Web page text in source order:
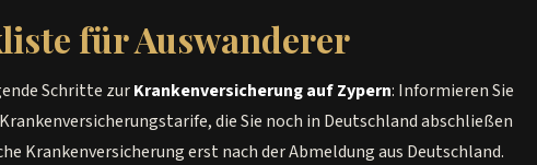
für Auswanderer
Schritte zurKrankenversicherung auf Zypern: Informieren Sie
die Sie noch in Deutschland abschließen
Krankenversicherung erst nach der Abmeldung aus Deutschland.